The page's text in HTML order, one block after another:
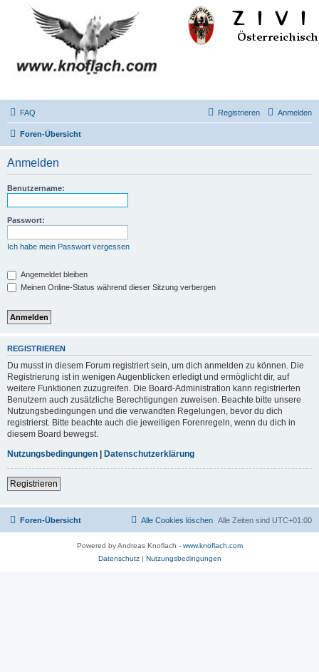
FAQ Anmelden
Registrieren
Foren-Übersicht
Anmelden
Benutzername:
Passwort:
Ich habe mein Passwort vergessen
Angemeldet bleiben
Meinen Online-Status während dieser Sitzung verbergen
REGISTRIEREN
Du musst in diesem Forum registriert sein, um dich anmelden zu können. Die
Registrierung ist in wenigen Augenblicken erledigt und ermöglicht dir, auf
weitere Funktionen zuzugreifen. Die Board-Administration kann registrierten
Benutzern auch zusätzliche Berechtigungen zuweisen. Beachte bitte unsere
Nutzungsbedingungen und die verwandten Regelungen, bevor du dich
registrierst. Bitte beachte auch die jeweiligen Forenregeln, wenn du dich in
diesem Board bewegst.
Nutzungsbedingungen | Datenschutzerklärung
Registrieren
Foren-Übersicht Alle Zeiten sind UTC+01:00
Alle Cookies löschen
Powered by Andreas Knoflach - www.knoflach.com
Datenschutz| Nutzungsbedingungen